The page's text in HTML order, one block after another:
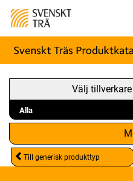
Välj
Till generisk produkttyp